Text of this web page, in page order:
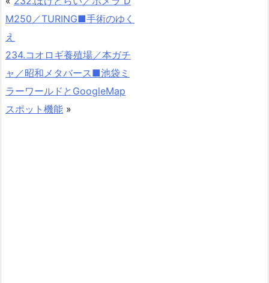
M250／TURING■手術のゆく
え
234.コオロギ養殖場／本ガチ
ャ／昭和メタバース■池袋ミ
ラーワールドとGoogleMap
スポット機能 »